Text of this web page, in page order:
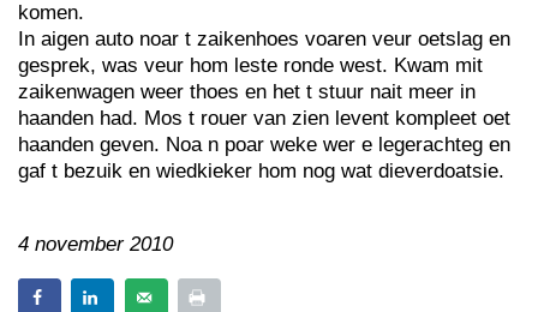
komen.
In aigen auto noar t zaikenhoes voaren veur oetslag en
gesprek, was veur hom leste ronde west. Kwam mit
zaikenwagen weer thoes en het t stuur nait meer in
haanden had. Mos t rouer van zien levent kompleet oet
haanden geven. Noa n poar weke wer e legerachteg en
gaf t bezuik en wiedkieker hom nog wat dieverdoatsie.
4 november 2010